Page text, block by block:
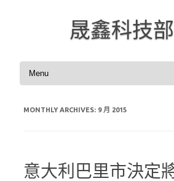
晟鑫科技
Skip to content
MONTHLY ARCHIVES: 9 月 2015
意大利巴里市決定